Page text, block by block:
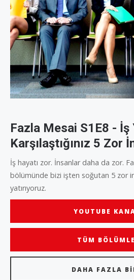
Fazla Mesai S1E8 - İş
Karşılaştığınız 5 Zor
İş hayatı zor. İnsanlar daha da zor.
bölümünde bizi işten soğutan 5 zor
yatırıyoruz.
YOUTUBE
TÜM
DAHA FAZLA